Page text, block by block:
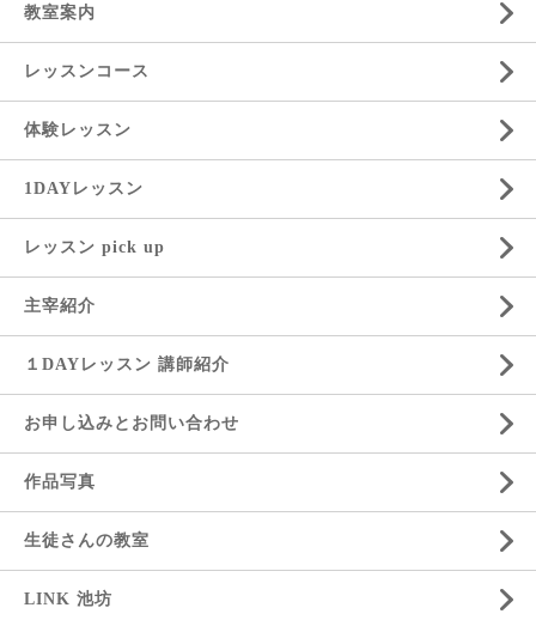
教室案内
レッスンコース
体験レッスン
1DAYレッスン
レッスン pick up
主宰紹介
１DAYレッスン 講師紹介
お申し込みとお問い合わせ
作品写真
生徒さんの教室
LINK 池坊